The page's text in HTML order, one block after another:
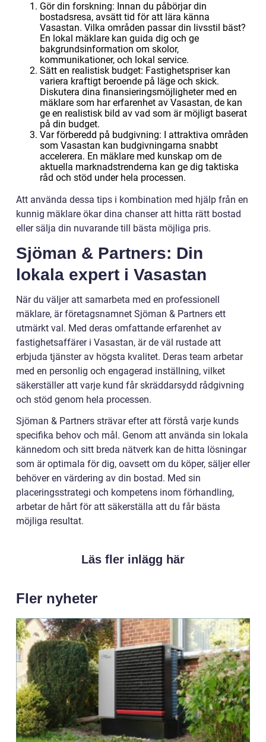
Gör din forskning: Innan du påbörjar din
bostadsresa, avsätt tid för att lära känna
Vasastan. Vilka områden passar din livsstil bäst?
En lokal mäklare kan guida dig och ge
bakgrundsinformation om skolor,
kommunikationer, och lokal service.
Sätt en realistisk budget: Fastighetspriser kan
variera kraftigt beroende på läge och skick.
Diskutera dina finansieringsmöjligheter med en
mäklare som har erfarenhet av Vasastan, de kan
ge en realistisk bild av vad som är möjligt baserat
på din budget.
Var förberedd på budgivning: I attraktiva områden
som Vasastan kan budgivningarna snabbt
accelerera. En mäklare med kunskap om de
aktuella marknadstrenderna kan ge dig taktiska
råd och stöd under hela processen.
Att använda dessa tips i kombination med hjälp från en
kunnig mäklare ökar dina chanser att hitta rätt bostad
eller sälja din nuvarande till bästa möjliga pris.
Sjöman & Partners: Din
lokala expert i Vasastan
När du väljer att samarbeta med en professionell
mäklare, är företagsnamnet Sjöman & Partners ett
utmärkt val. Med deras omfattande erfarenhet av
fastighetsaffärer i Vasastan, är de väl rustade att
erbjuda tjänster av högsta kvalitet. Deras team arbetar
med en personlig och engagerad inställning, vilket
säkerställer att varje kund får skräddarsydd rådgivning
och stöd genom hela processen.
Sjöman & Partners strävar efter att förstå varje kunds
specifika behov och mål. Genom att använda sin lokala
kännedom och sitt breda nätverk kan de hitta lösningar
som är optimala för dig, oavsett om du köper, säljer eller
behöver en värdering av din bostad. Med sin
placeringsstrategi och kompetens inom förhandling,
arbetar de hårt för att säkerställa att du får bästa
möjliga resultat.
Läs fler inlägg här
Fler nyheter